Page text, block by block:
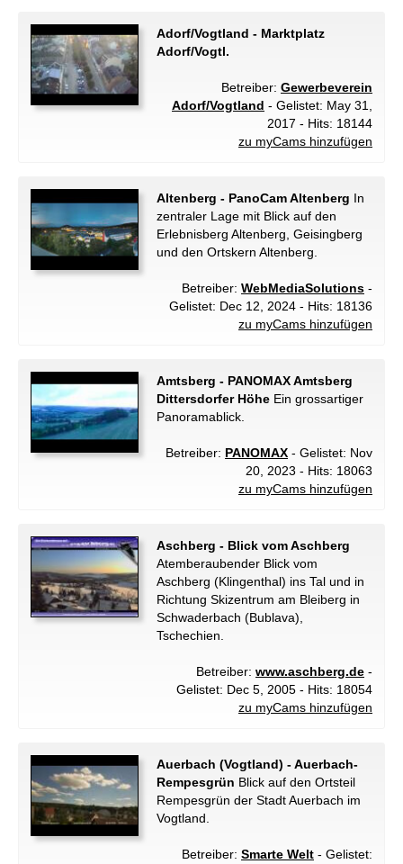
Adorf/Vogtland - Marktplatz
Adorf/Vogtl.
Betreiber: Gewerbeverein
Adorf/Vogtland - Gelistet: May 31,
2017 - Hits: 18144
zu myCams hinzufügen
Altenberg - PanoCam Altenberg In
zentraler Lage mit Blick auf den
Erlebnisberg Altenberg, Geisingberg
und den Ortskern Altenberg.
Betreiber: WebMediaSolutions -
Gelistet: Dec 12, 2024 - Hits: 18136
zu myCams hinzufügen
Amtsberg - PANOMAX Amtsberg
Dittersdorfer Höhe Ein grossartiger
Panoramablick.
Betreiber: PANOMAX - Gelistet: Nov
20, 2023 - Hits: 18063
zu myCams hinzufügen
Aschberg - Blick vom Aschberg
Atemberaubender Blick vom
Aschberg (Klingenthal) ins Tal und in
Richtung Skizentrum am Bleiberg in
Schwaderbach (Bublava),
Tschechien.
Betreiber: www.aschberg.de -
Gelistet: Dec 5, 2005 - Hits: 18054
zu myCams hinzufügen
Auerbach (Vogtland) - Auerbach-
Rempesgrün Blick auf den Ortsteil
Rempesgrün der Stadt Auerbach im
Vogtland.
Betreiber: Smarte Welt - Gelistet: